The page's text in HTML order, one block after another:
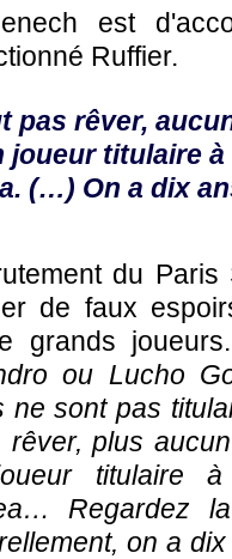
est
Ruffier.
pas rêver,
titulaire
(…) On a dix
du Paris
de faux
grands
ou Lucho
ne sont pas
plus
titulaire à
Regardez
on a